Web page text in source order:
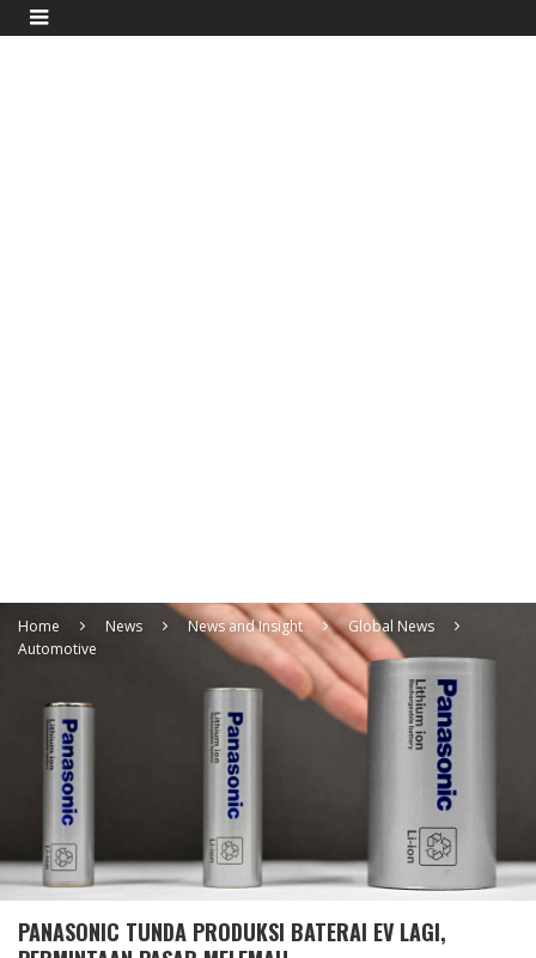
Home News News and Insight
Global News
Automotive
PANASONIC TUNDA PRODUKSI BATERAI EV LAGI,